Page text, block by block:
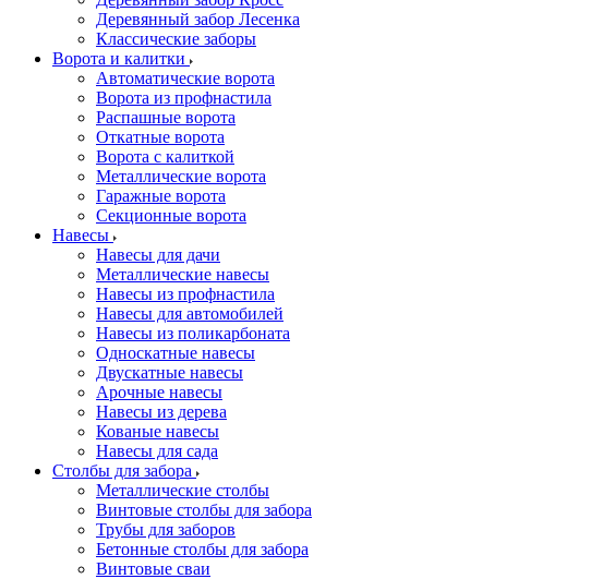
Деревянный забор Лесенка
Классические заборы
Ворота и калитки
Автоматические ворота
Ворота из профнастила
Распашные ворота
Откатные ворота
Ворота с калиткой
Металлические ворота
Гаражные ворота
Секционные ворота
Навесы
Навесы для дачи
Металлические навесы
Навесы из профнастила
Навесы для автомобилей
Навесы из поликарбоната
Односкатные навесы
Двускатные навесы
Арочные навесы
Навесы из дерева
Кованые навесы
Навесы для сада
Столбы для забора
Металлические столбы
Винтовые столбы для забора
Трубы для заборов
Бетонные столбы для забора
Винтовые сваи